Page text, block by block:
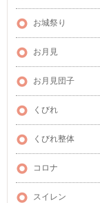
お城祭り
お月見
お月見団子
くびれ
くびれ整体
コロナ
スイレン